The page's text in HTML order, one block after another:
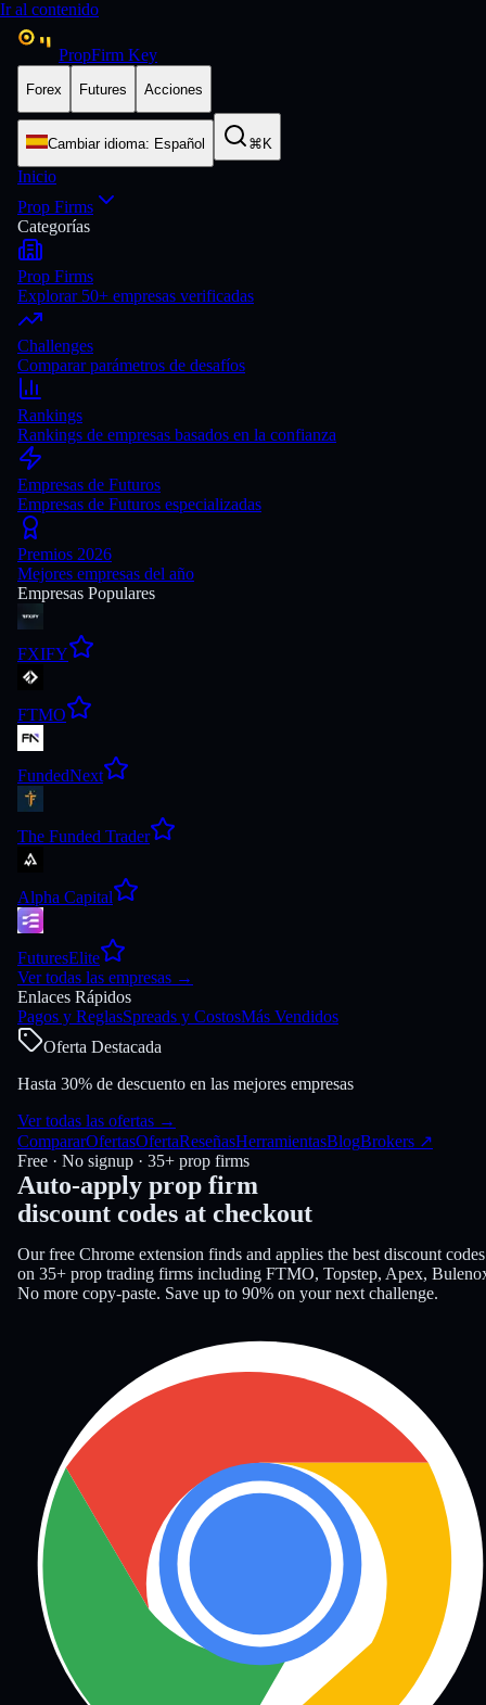
Ir al contenido
PropFirm Key
Forex Futures Acciones
Cambiar idioma: Español ⌘K
Inicio
Prop Firms
Categorías
Prop Firms
Explorar 50+ empresas verificadas
Challenges
Comparar parámetros de desafíos
Rankings
Rankings de empresas basados en la confianza
Empresas de Futuros
Empresas de Futuros especializadas
Premios 2026
Mejores empresas del año
Empresas Populares
FXIFY
FTMO
FundedNext
The Funded Trader
Alpha Capital
FuturesElite
Ver todas las empresas →
Enlaces Rápidos
Pagos y ReglasSpreads y CostosMás Vendidos
Oferta Destacada
Hasta 30% de descuento en las mejores empresas
Ver todas las ofertas →
CompararOfertasOfertaReseñasHerramientasBlogBrokers ↗
Free · No signup · 35+ prop firms
Auto-apply prop firm
discount codes at checkout
Our free Chrome extension finds and applies the best discount codes
on 35+ prop trading firms including FTMO, Topstep, Apex,
No more copy-paste. Save up to 90% on your next challenge.